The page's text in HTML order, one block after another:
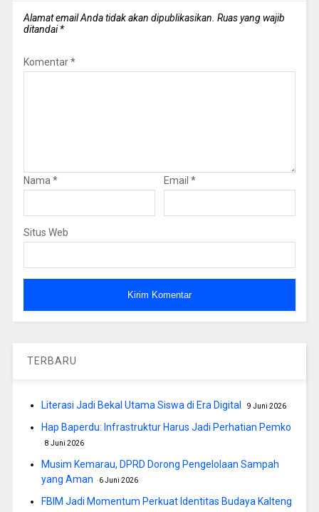
Alamat email Anda tidak akan dipublikasikan. Ruas yang wajib
ditandai*
Komentar*
Nama * Email *
Situs Web
TERBARU
Literasi Jadi Bekal Utama Siswa di Era Digital 9 Juni 2026
Hap Baperdu: Infrastruktur Harus Jadi Perhatian Pemko
8 Juni 2026
Musim Kemarau, DPRD Dorong Pengelolaan Sampah
yang Aman
6 Juni 2026
FBIM Jadi Momentum Perkuat Identitas Budaya Kalteng